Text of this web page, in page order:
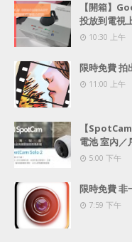
【開箱】
投放到電視
10:30 上午
限時免費
11:00 上午
【
電池 室內／
5:00 下午
限時免費
7:59 下午